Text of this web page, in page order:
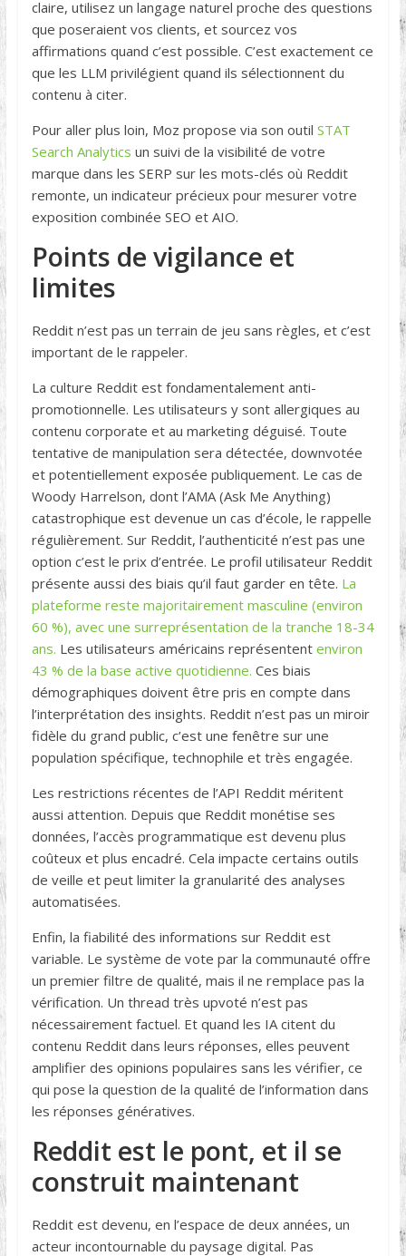
claire, utilisez un langage naturel proche des questions
que poseraient vos clients, et sourcez vos
affirmations quand c’est possible. C’est exactement ce
que les LLM privilégient quand ils sélectionnent du
contenu à citer.
Pour aller plus loin, Moz propose via son outil STAT
Search Analytics un suivi de la visibilité de votre
marque dans les SERP sur les mots-clés où Reddit
remonte, un indicateur précieux pour mesurer votre
exposition combinée SEO et AIO.
Points de vigilance et
limites
Reddit n’est pas un terrain de jeu sans règles, et c’est
important de le rappeler.
La culture Reddit est fondamentalement anti-
promotionnelle. Les utilisateurs y sont allergiques au
contenu corporate et au marketing déguisé. Toute
tentative de manipulation sera détectée, downvotée
et potentiellement exposée publiquement. Le cas de
Woody Harrelson, dont l’AMA (Ask Me Anything)
catastrophique est devenue un cas d’école, le rappelle
régulièrement. Sur Reddit, l’authenticité n’est pas une
option c’est le prix d’entrée. Le profil utilisateur Reddit
présente aussi des biais qu’il faut garder en tête. La
plateforme reste majoritairement masculine (environ
60 %), avec une surreprésentation de la tranche 18-34
ans. Les utilisateurs américains représentent environ
43 % de la base active quotidienne. Ces biais
démographiques doivent être pris en compte dans
l’interprétation des insights. Reddit n’est pas un miroir
fidèle du grand public, c’est une fenêtre sur une
population spécifique, technophile et très engagée.
Les restrictions récentes de l’API Reddit méritent
aussi attention. Depuis que Reddit monétise ses
données, l’accès programmatique est devenu plus
coûteux et plus encadré. Cela impacte certains outils
de veille et peut limiter la granularité des analyses
automatisées.
Enfin, la fiabilité des informations sur Reddit est
variable. Le système de vote par la communauté offre
un premier filtre de qualité, mais il ne remplace pas la
vérification. Un thread très upvoté n’est pas
nécessairement factuel. Et quand les IA citent du
contenu Reddit dans leurs réponses, elles peuvent
amplifier des opinions populaires sans les vérifier, ce
qui pose la question de la qualité de l’information dans
les réponses génératives.
Reddit est le pont, et il se
construit maintenant
Reddit est devenu, en l’espace de deux années, un
acteur incontournable du paysage digital. Pas